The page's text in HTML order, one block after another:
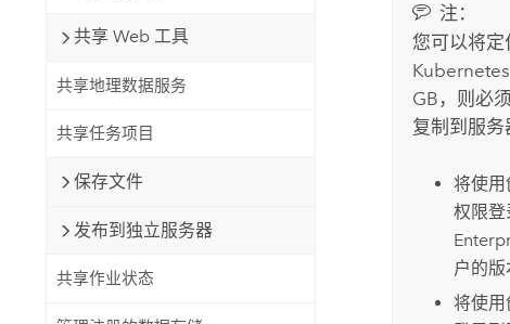
共享 Web 工具
共享地理数据服务
共享任务项目
保存文件
发布到独立服务器
共享作业状态
注：
您可以将定
Kubernetes
GB，则必
复制到服务
将使用
权限
户的
将使用